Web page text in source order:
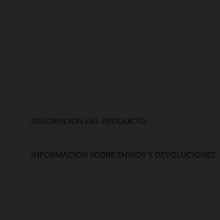
DESCRIPCIÓN DEL PRODUCTO
INFORMACIÓN SOBRE ENVÍOS Y DEVOLUCIONES